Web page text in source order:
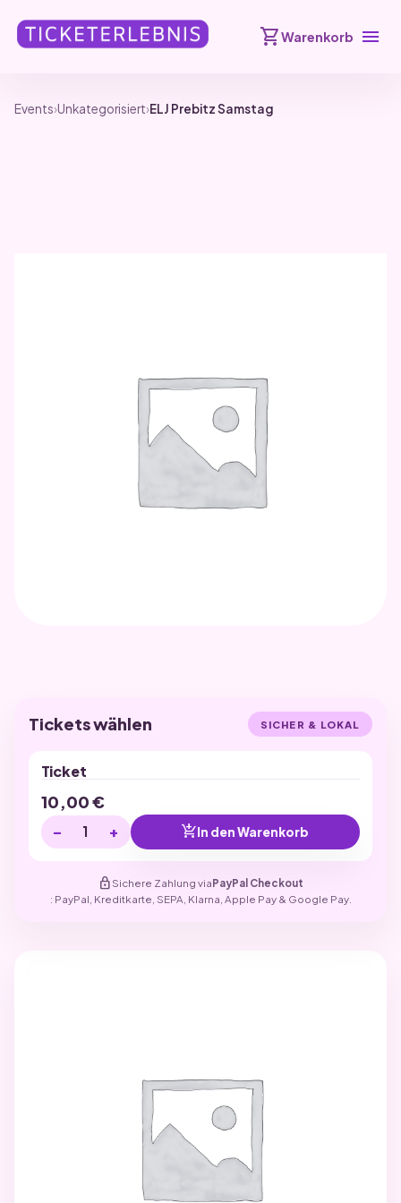
shopping_cartWarenkorb menu
Events›Unkategorisiert›ELJ Prebitz Samstag
Tickets wählen SICHER & LOKAL
Ticket
10,00€
− + add_shopping_cartIn den Warenkorb
lock Sichere Zahlung viaPayPal Checkout
: PayPal, Kreditkarte, SEPA, Klarna, Apple Pay & Google Pay.